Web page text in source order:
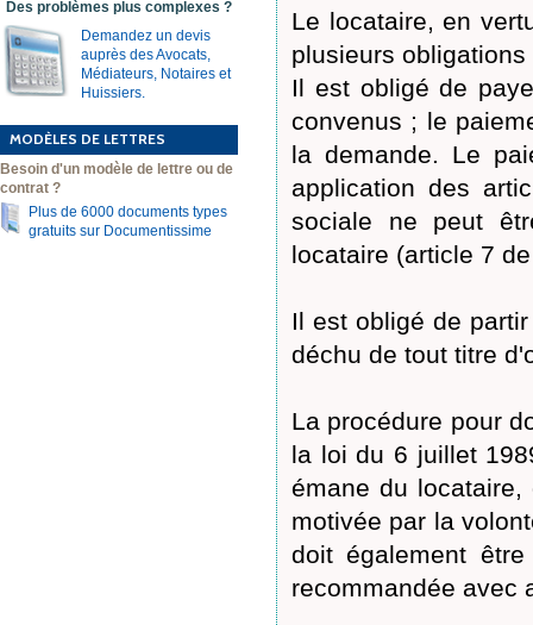
Des problèmes plus complexes ?
Demandez un devis
auprès des Avocats,
Médiateurs, Notaires et
Huissiers.
MODÈLES DE LETTRES
Besoin d'un modèle de lettre ou de
contrat ?
Plus de 6000 documents types
gratuits sur Documentissime
Le locataire, en
plusieurs obligations
Il est obligé de
convenus ; le
la demande. Le
application des
sociale ne peut
locataire (article 7
Il est obligé de
déchu de tout titre
La procédure pour
la loi du 6 juillet
émane du
motivée par la
doit également
recommandée avec